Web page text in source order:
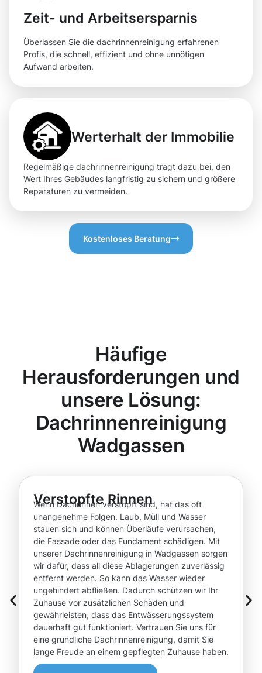
Zeit- und Arbeitsersparnis
Überlassen Sie die dachrinnenreinigung erfahrenen
Profis, die schnell, effizient und ohne unnötigen
Aufwand arbeiten.
Werterhalt der Immobilie
Regelmäßige dachrinnenreinigung trägt dazu bei, den
Wert Ihres Gebäudes langfristig zu sichern und größere
Reparaturen zu vermeiden.
Kostenloses Beratung
Häufige
Herausforderungen und
unsere Lösung:
Dachrinnenreinigung
Wadgassen
Verstopfte Rinnen
Wenn Dachrinnen verstopft sind, hat das oft
unangenehme Folgen. Laub, Müll und Wasser
stauen sich und können Überläufe verursachen,
die Fassade oder das Fundament schädigen. Mit
unserer Dachrinnenreinigung in Wadgassen sorgen
wir dafür, dass all diese Ablagerungen zuverlässig
entfernt werden. So kann das Wasser wieder
ungehindert abfließen. Dadurch schützen wir Ihr
Zuhause vor zusätzlichen Schäden und
gewährleisten, dass das Entwässerungssystem
dauerhaft gut funktioniert. Vertrauen Sie uns für
eine gründliche Dachrinnenreinigung, damit Sie
lange Freude an einem gepflegten Zuhause haben.